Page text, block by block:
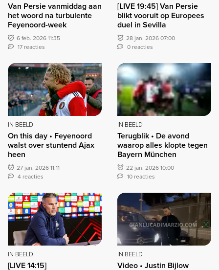
Van Persie vanmiddag aan
het woord na turbulente
Feyenoord-week
6 feb. 2026 11:35
17 reacties
[LIVE 19:45] Van Persie
blikt vooruit op Europees
duel in Sevilla
28 jan. 2026 07:00
0 reacties
IN BEELD
On this day • Feyenoord
walst over stuntend Ajax
heen
27 jan. 2026 11:11
4 reacties
IN BEELD
Terugblik • De avond
waarop alles klopte tegen
Bayern München
22 jan. 2026 10:00
10 reacties
IN BEELD
[LIVE 14:15]
IN BEELD
Video • Justin Bijlow